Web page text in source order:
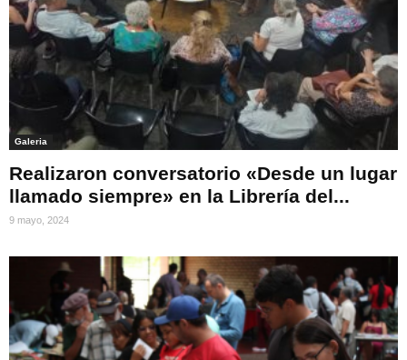
Galeria
Realizaron conversatorio «Desde un lugar
llamado siempre» en la Librería del...
9 mayo, 2024